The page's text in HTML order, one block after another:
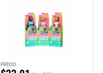
PRECIO